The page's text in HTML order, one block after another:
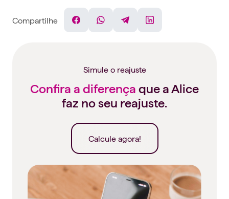
Compartilhe
FacebookWhatsAppTelegramLinkedin
Simule o reajuste
Confira a diferença que a Alice
faz no seu reajuste.
Calcule agora!